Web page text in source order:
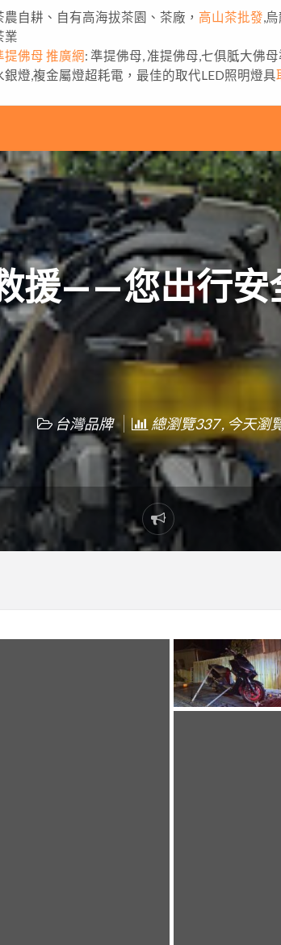
農自耕、自有高海拔茶園、茶廠， 高山茶批發 ,
業
提佛母 推廣網: 準提佛母, 准提佛母,七俱胝大佛
銀燈,複金屬燈超耗電，最佳的取代LED照明燈具
援——您出行安
台灣品牌 總瀏覽337 , 今天瀏
Report
problem